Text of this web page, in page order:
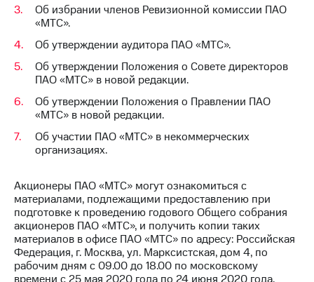
Регистратор
Реквизиты
Контакты
развитие
деловая этика
На главную
Об избрании членов Ревизионной комиссии ПАО
«МТС».
Об утверждении аудитора ПАО «МТС».
Об утверждении Положения о Совете директоров
ПАО «МТС» в новой редакции.
Об утверждении Положения о Правлении ПАО
«МТС» в новой редакции.
Об участии ПАО «МТС» в некоммерческих
организациях.
Акционеры ПАО «МТС» могут ознакомиться с
материалами, подлежащими предоставлению при
подготовке к проведению годового Общего собрания
акционеров ПАО «МТС», и получить копии таких
материалов в офисе ПАО «МТС» по адресу: Российская
Федерация, г. Москва, ул. Марксистская, дом 4, по
рабочим дням с 09.00 до 18.00 по московскому